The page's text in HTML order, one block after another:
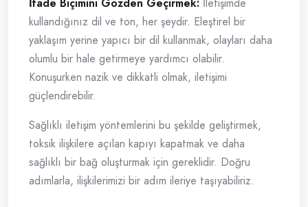
İfade Biçimini Gözden Geçirmek: İletişimde
kullandığınız dil ve ton, her şeydir. Eleştirel bir
yaklaşım yerine yapıcı bir dil kullanmak, olayları daha
olumlu bir hale getirmeye yardımcı olabilir.
Konuşurken nazik ve dikkatli olmak, iletişimi
güçlendirebilir.
Sağlıklı iletişim yöntemlerini bu şekilde geliştirmek,
toksik ilişkilere açılan kapıyı kapatmak ve daha
sağlıklı bir bağ oluşturmak için gereklidir. Doğru
adımlarla, ilişkilerimizi bir adım ileriye taşıyabiliriz.